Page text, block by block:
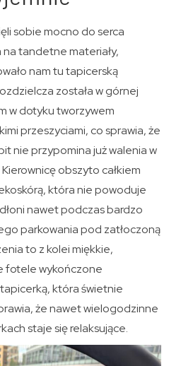
sobie mocno do serca
tandetne materiały,
nam tu tapicerską
została w górnej
w dotyku tworzywem
przeszyciami, co sprawia, że
nie przypomina już walenia w
obszyto całkiem
która nie powoduje
nawet podczas bardzo
parkowania pod zatłoczoną
to z kolei miękkie,
fotele wykończone
która świetnie
że nawet wielogodzinne
staje się relaksujące.